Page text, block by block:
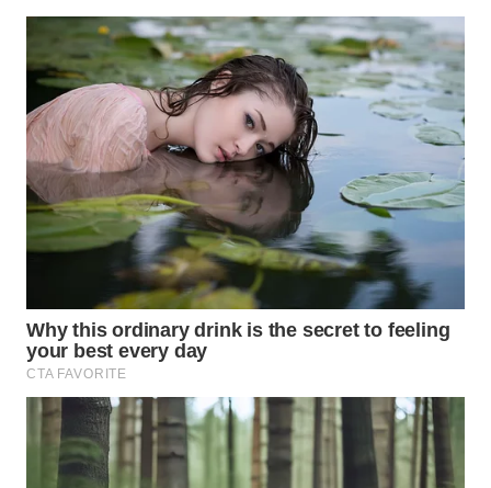
WAHANA
LISTRIK
WAHANA
TRAVEL
WAHANA
TV
WAHANANEWS
WAHANANEWS
CO ID
WAHANANEWS
NET